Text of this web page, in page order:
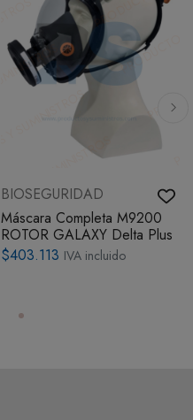
BIOSEGURIDAD
Máscara Completa M9200
ROTOR GALAXY Delta Plus
$403.113 IVA incluido